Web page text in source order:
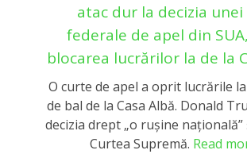
atac dur la decizia
federale de apel din
blocarea lucrărilor la de la
O curte de apel a oprit lucrările
de bal de la Casa Albă. Donald
decizia drept „o rușine națională”
Curtea Supremă. Read